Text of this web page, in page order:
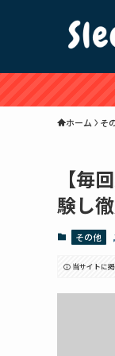
ホーム そ
【毎
験し
その他
当サイトに